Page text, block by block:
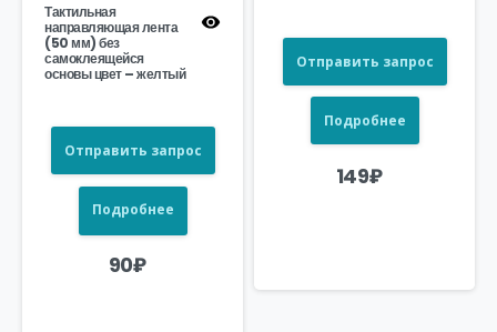
Тактильная
направляющая лента
(50 мм) без
самоклеящейся
основы цвет – желтый
Отправить запрос
Подробнее
90₽
Отправить запрос
Подробнее
149₽